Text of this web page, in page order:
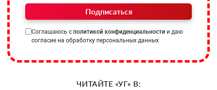
Подписаться
Соглашаюсь с политикой конфиденциальности и даю
согласие на обработку персональных данных
ЧИТАЙТЕ «УГ» В: